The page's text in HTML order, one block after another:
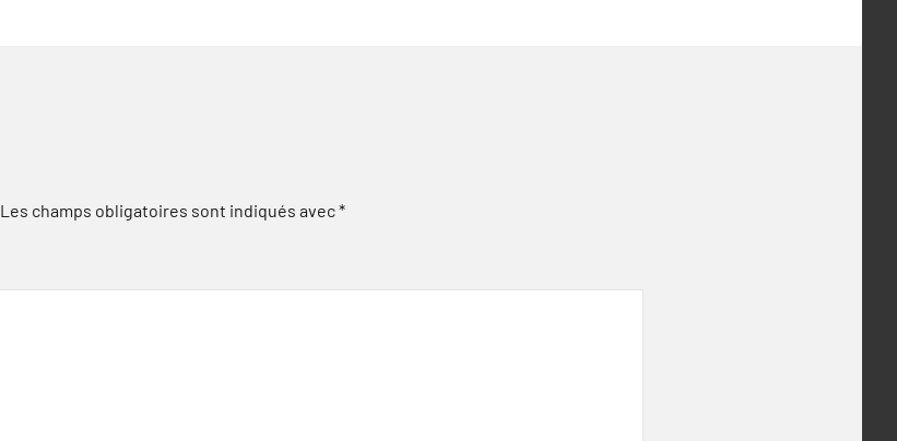
Les champs obligatoires sont indiqués avec*